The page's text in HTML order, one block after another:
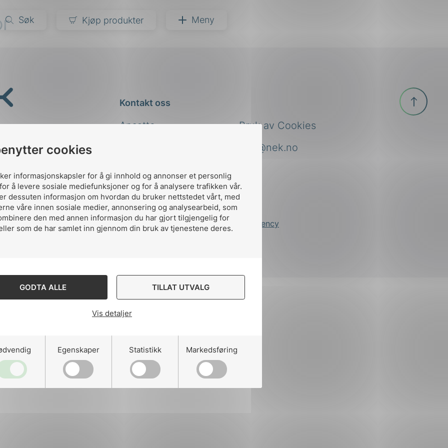
cookies
informasjonskapsler for å gi innhold og annonser et personlig
å levere sosiale mediefunksjoner og for å analysere trafikken vår.
dessuten informasjon om hvordan du bruker nettstedet vårt, med
våre innen sosiale medier, annonsering og analysearbeid, som
den med annen informasjon du har gjort tilgjengelig for
som de har samlet inn gjennom din bruk av tjenestene deres.
GODTA ALLE TILLAT UTVALG
Vis detaljer
Egenskaper Statistikk Markedsføring
Søk Kjøp produkter Meny
Kontakt oss
Ansatte
nek@nek.no
Bruk av Cookies
Designed and developed by Stem Agency
Til
toppen